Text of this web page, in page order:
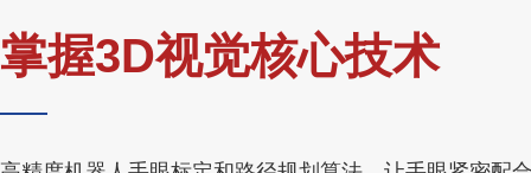
掌握3D视觉核心技术